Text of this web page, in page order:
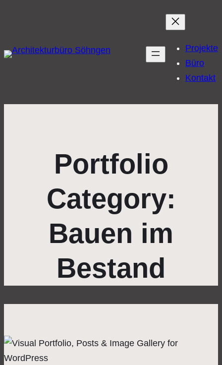
Projekte
Büro
Kontakt
Portfolio
Category:
Bauen im
Bestand